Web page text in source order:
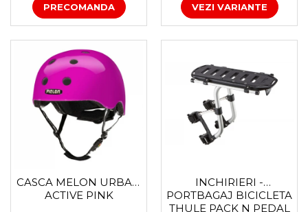
PRECOMANDA VEZI VARIANTE
CASCA MELON URBAN
ACTIVE PINK
INCHIRIERI -
PORTBAGAJ BICICLETA
THULE PACK N PEDAL